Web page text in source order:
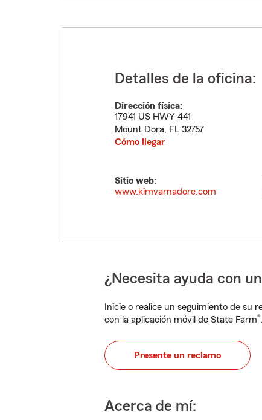
Detalles de la oficina:
Dirección física:
17941 US HWY 441
Mount Dora, FL 32757
Cómo llegar
Sitio web:
www.kimvarnadore.com
¿Necesita ayuda con
Inicie o realice un seguimiento de su
con la aplicación móvil de State Farm®.
Presente un reclamo
Acerca de mí: